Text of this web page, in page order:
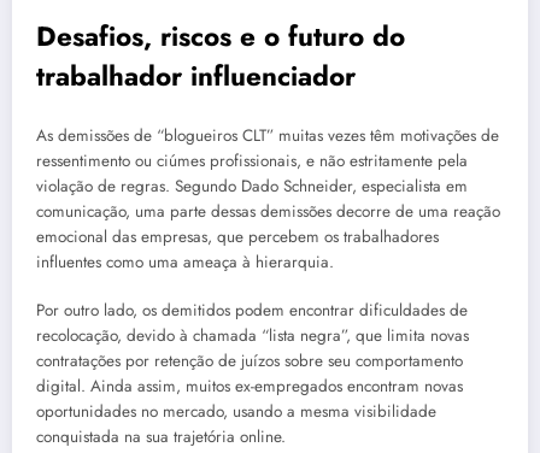
Desafios, riscos e o futuro do
trabalhador influenciador
As demissões de “blogueiros CLT” muitas vezes têm motivações de
ressentimento ou ciúmes profissionais, e não estritamente pela
violação de regras. Segundo Dado Schneider, especialista em
comunicação, uma parte dessas demissões decorre de uma reação
emocional das empresas, que percebem os trabalhadores
influentes como uma ameaça à hierarquia.
Por outro lado, os demitidos podem encontrar dificuldades de
recolocação, devido à chamada “lista negra”, que limita novas
contratações por retenção de juízos sobre seu comportamento
digital. Ainda assim, muitos ex-empregados encontram novas
oportunidades no mercado, usando a mesma visibilidade
conquistada na sua trajetória online.